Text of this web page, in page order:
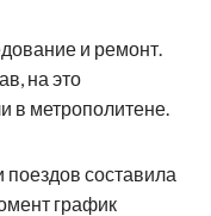
и ремонт.
на это
в метрополитене.
поездов составила
график